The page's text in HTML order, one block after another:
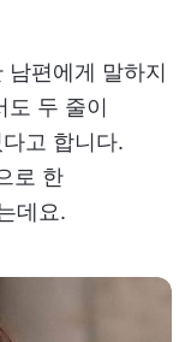
편에게 말하지
도 두 줄이
고 합니다.
로 한
데요.